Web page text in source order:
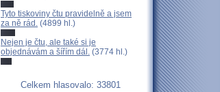
Tyto tiskoviny čtu pravidelně a jsem
za ně rád. (4899 hl.)
Nejen je čtu, ale také si je
objednávám a šířím dál. (3774 hl.)
Celkem hlasovalo: 33801